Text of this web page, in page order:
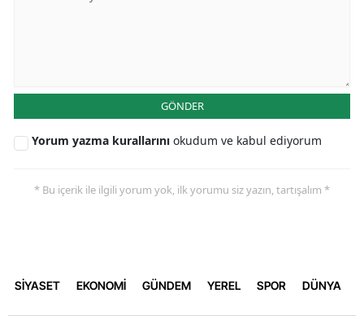
GÖNDER
Yorum yazma kurallarını okudum ve kabul ediyorum
* Bu içerik ile ilgili yorum yok, ilk yorumu siz yazın, tartışalım *
SİYASET EKONOMİ GÜNDEM YEREL SPOR DÜNYA